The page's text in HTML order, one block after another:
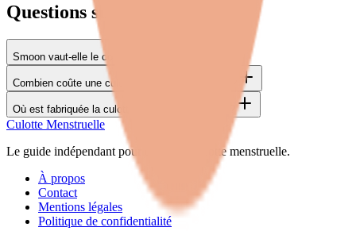
Questions sur Smoon
Smoon vaut-elle le coup ?
Combien coûte une culotte menstruelle Smoon ?
Où est fabriquée la culotte menstruelle Smoon ?
Culotte Menstruelle
Le guide indépendant pour choisir ta culotte menstruelle.
À propos
Contact
Mentions légales
Politique de confidentialité